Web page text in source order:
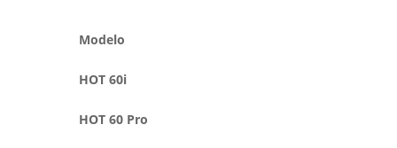
Modelo
HOT 60i
HOT 60 Pro